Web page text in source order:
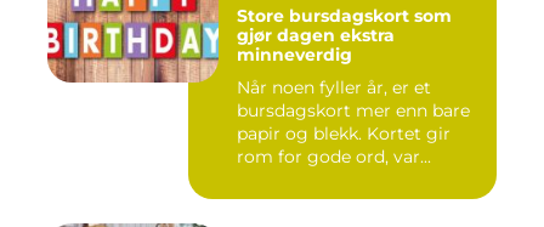
Store bursdagskort som
gjør dagen ekstra
minneverdig
Når noen fyller år, er et
bursdagskort mer enn bare
papir og blekk. Kortet gir
rom for gode ord, var...